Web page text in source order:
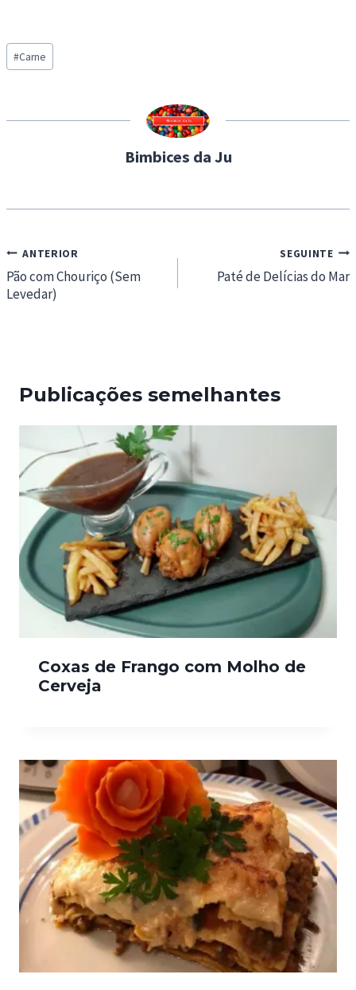
d
i
g
Post
Tags:
#Carne
Bimbices da Ju
Navegação
de
artigos
ANTERIOR
Pão com Chouriço (Sem
Levedar)
SEGUINTE
Paté de Delícias do Mar
Publicações semelhantes
Coxas de Frango com Molho de
Cerveja